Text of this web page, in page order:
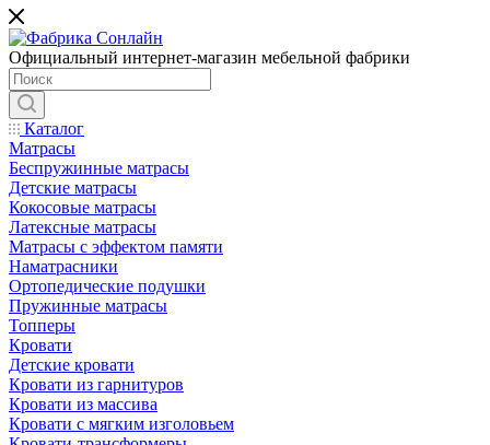
Официальный интернет-магазин мебельной фабрики
Каталог
Матрасы
Беспружинные матрасы
Детские матрасы
Кокосовые матрасы
Латексные матрасы
Матрасы с эффектом памяти
Наматрасники
Ортопедические подушки
Пружинные матрасы
Топперы
Кровати
Детские кровати
Кровати из гарнитуров
Кровати из массива
Кровати с мягким изголовьем